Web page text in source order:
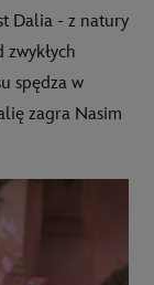
Dalia - z natury
zwykłych
spędza w
zagra Nasim